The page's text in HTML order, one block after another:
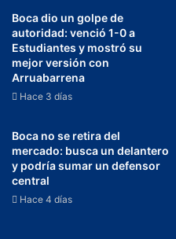
Boca dio un golpe de
autoridad: venció 1-0 a
Estudiantes y mostró su
mejor versión con
Arruabarrena
Hace 3 días
Boca no se retira del
mercado: busca un delantero
y podría sumar un defensor
central
Hace 4 días